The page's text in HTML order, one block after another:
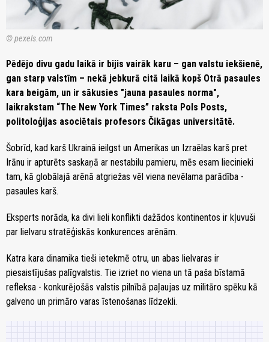
© pexels.com
Pēdējo divu gadu laikā ir bijis vairāk karu – gan valstu iekšienē,
gan starp valstīm – nekā jebkurā citā laikā kopš Otrā pasaules
kara beigām, un ir sākusies "jauna pasaules norma",
laikrakstam “The New York Times” raksta Pols Posts,
politoloģijas asociētais profesors Čikāgas universitātē.
Šobrīd, kad karš Ukrainā ieilgst un Amerikas un Izraēlas karš pret
Irānu ir apturēts saskaņā ar nestabilu pamieru, mēs esam liecinieki
tam, kā globālajā arēnā atgriežas vēl viena nevēlama parādība -
pasaules karš.
Eksperts norāda, ka divi lieli konflikti dažādos kontinentos ir kļuvuši
par lielvaru stratēģiskās konkurences arēnām.
Katra kara dinamika tieši ietekmē otru, un abas lielvaras ir
piesaistījušas palīgvalstis. Tie izriet no viena un tā paša bīstamā
refleksa - konkurējošās valstis pilnībā paļaujas uz militāro spēku kā
galveno un primāro varas īstenošanas līdzekli.